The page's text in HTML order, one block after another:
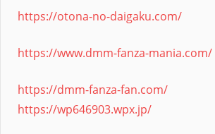
https://otona-no-daigaku.com/
https://www.dmm-fanza-mania.com/
https://dmm-fanza-fan.com/
https://wp646903.wpx.jp/